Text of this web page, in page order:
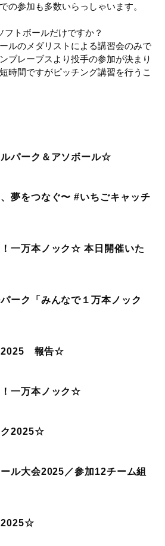
の参加も多数いらっしゃいます。
トボールだけですか？
ルのメダリストによる講習会のみで
ブレーブスより投手の参加が決まり
時間ですがピッチング講習を行うこ
パーク＆アソボール☆
夢をつなぐ〜 #いちごキャッチ
一万本ノック☆ 本日開催いた
ーク「みんなで１万本ノック
2025 報告☆
一万本ノック☆
ク2025☆
ル大会2025／参加12チーム組
2025☆